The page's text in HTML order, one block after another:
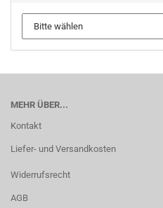
MEHR ÜBER...
Kontakt
Liefer- und Versandkosten
Widerrufsrecht
AGB